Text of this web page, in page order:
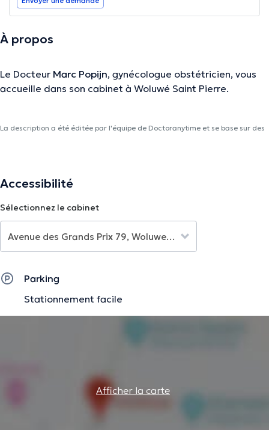
À propos
Le Docteur Marc Popijn, gynécologue obstétricien, vous
accueille dans son cabinet à Woluwé Saint Pierre.
La description a été éditée par l'équipe de Doctoranytime et se base sur des
Accessibilité
Sélectionnez le cabinet
Parking
Stationnement facile
Afficher la carte